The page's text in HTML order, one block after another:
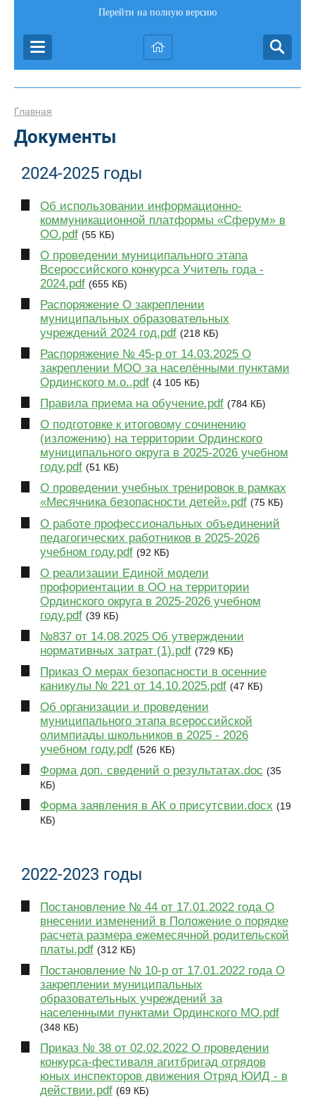
Перейти на полную версию
Главная
Документы
2024-2025 годы
Об использовании информационно-
коммуникационной платформы «Сферум» в
ОО.pdf (55 КБ)
О проведении муниципального этапа
Всероссийского конкурса Учитель года -
2024.pdf (655 КБ)
Распоряжение О закреплении
муниципальных образовательных
учреждений 2024 год.pdf (218 КБ)
Распоряжение № 45-р от 14.03.2025 О
закреплении МОО за населёнными пунктами
Ординского м.о..pdf (4 105 КБ)
Правила приема на обучение.pdf (784 КБ)
О подготовке к итоговому сочинению
(изложению) на территории Ординского
муниципального округа в 2025-2026 учебном
году.pdf (51 КБ)
О проведении учебных тренировок в рамках
«Месячника безопасности детей».pdf (75 КБ)
О работе профессиональных объединений
педагогических работников в 2025-2026
учебном году.pdf (92 КБ)
О реализации Единой модели
профориентации в ОО на территории
Ординского округа в 2025-2026 учебном
году.pdf (39 КБ)
№837 от 14.08.2025 Об утверждении
нормативных затрат (1).pdf (729 КБ)
Приказ О мерах безопасности в осенние
каникулы № 221 от 14.10.2025.pdf (47 КБ)
Об организации и проведении
муниципального этапа всероссийской
олимпиады школьников в 2025 - 2026
учебном году.pdf (526 КБ)
Форма доп. сведений о результатах.doc (35
КБ)
Форма заявления в АК о присутсвии.docx (19
КБ)
2022-2023 годы
Постановление № 44 от 17.01.2022 года О
внесении изменений в Положение о порядке
расчета размера ежемесячной родительской
платы.pdf (312 КБ)
Постановление № 10-р от 17.01.2022 года О
закреплении муниципальных
образовательных учреждений за
населенными пунктами Ординского МО.pdf
(348 КБ)
Приказ № 38 от 02.02.2022 О проведении
конкурса-фестиваля агитбригад отрядов
юных инспекторов движения Отряд ЮИД - в
действии.pdf (69 КБ)